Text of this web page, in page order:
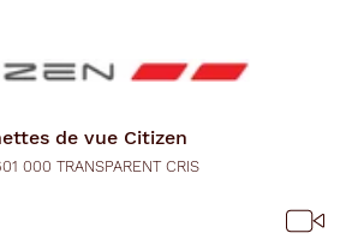
de vue Citizen
000 TRANSPARENT CRIS